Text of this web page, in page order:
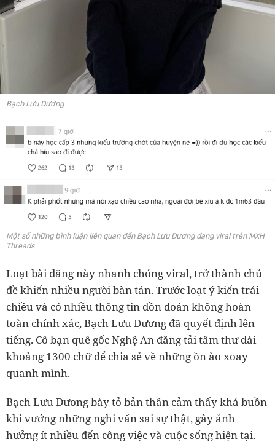
Bạch Lưu Dương
Một số những bình luận liên quan đến Bạch Lưu Dương đang viral trên MXH
Threads
Loạt bài đăng này nhanh chóng viral, trở thành chủ
đề khiến nhiều người bàn tán. Trước loạt ý kiến trái
chiều và có nhiều thông tin đồn đoán không hoàn
toàn chính xác, Bạch Lưu Dương đã quyết định lên
tiếng. Cô bạn quê gốc Nghệ An đăng tải tâm thư dài
khoảng 1300 chữ để chia sẻ về những ồn ào xoay
quanh mình.
Bạch Lưu Dương bày tỏ bản thân cảm thấy khá buồn
khi vướng những nghi vấn sai sự thật, gây ảnh
hưởng ít nhiều đến công việc và cuộc sống hiện tại.